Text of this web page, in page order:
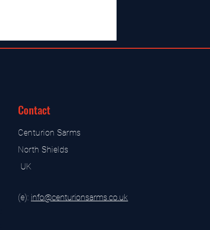
Contact
Centurion Sarms
North Shields
UK
(e): info@centurionsarms.co.uk